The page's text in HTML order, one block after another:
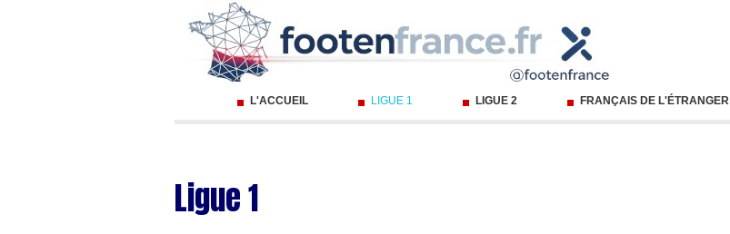
L'ACCUEIL LIGUE 1 LIGUE 2 FRANÇAIS DE L'ÉTRANGER
Ligue 1